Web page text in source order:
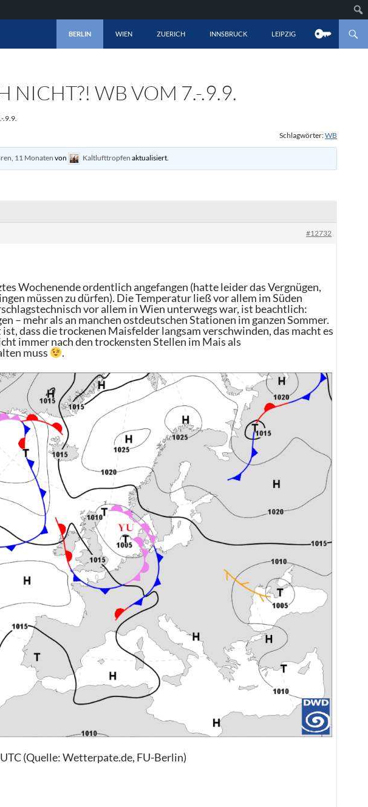
BERLIN
WIEN ZUERICH INNSBRUCK LEIPZIG
NICHT?! WB VOM 7.-.9.9.
.9.9.
Schlagwörter:WB
11 Monaten von Kaltlufttropfen aktualisiert.
#12732
Wochenende ordentlich angefangen (hatte leider das Vergnügen,
müssen zu dürfen). Die Temperatur ließ vor allem im Süden
vor allem in Wien unterwegs war, ist beachtlich:
– mehr als an manchen ostdeutschen Stationen im ganzen Sommer.
dass die trockenen Maisfelder langsam verschwinden, das macht es
immer nach den trockensten Stellen im Mais als
muss
.
(Quelle: Wetterpate.de, FU-Berlin)